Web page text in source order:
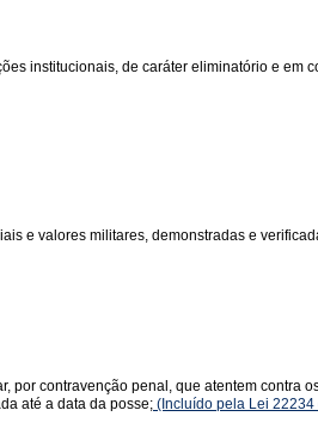
institucionais, de caráter eliminatório e
e valores militares, demonstradas e
contravenção penal, que atentem
até a data da posse; (Incluído pela Lei